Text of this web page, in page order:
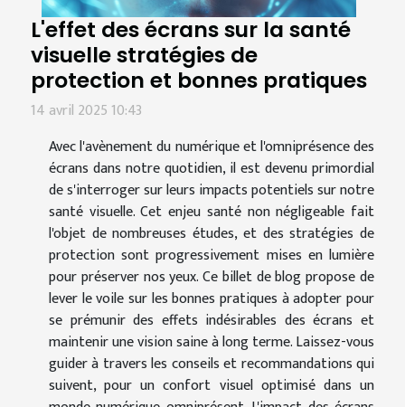
L'effet des écrans sur la santé
visuelle stratégies de
protection et bonnes pratiques
14 avril 2025 10:43
Avec l'avènement du numérique et l'omniprésence des
écrans dans notre quotidien, il est devenu primordial
de s'interroger sur leurs impacts potentiels sur notre
santé visuelle. Cet enjeu santé non négligeable fait
l'objet de nombreuses études, et des stratégies de
protection sont progressivement mises en lumière
pour préserver nos yeux. Ce billet de blog propose de
lever le voile sur les bonnes pratiques à adopter pour
se prémunir des effets indésirables des écrans et
maintenir une vision saine à long terme. Laissez-vous
guider à travers les conseils et recommandations qui
suivent, pour un confort visuel optimisé dans un